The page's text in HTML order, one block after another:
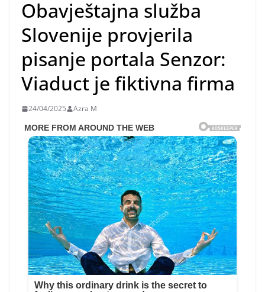
Obavještajna služba
Slovenije provjerila
pisanje portala Senzor:
Viaduct je fiktivna firma
24/04/2025 Azra M